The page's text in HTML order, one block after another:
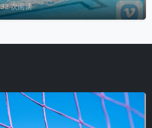
32 次阅读